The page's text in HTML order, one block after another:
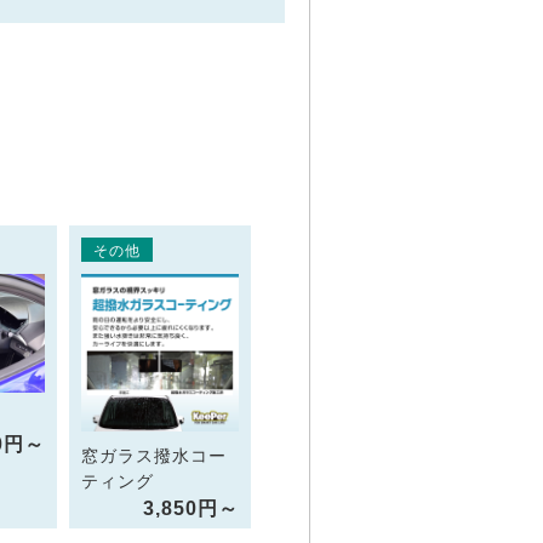
～
その他
窓ガラス撥水コー
ティング
3,850円～